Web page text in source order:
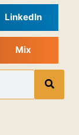
LinkedIn
Mix